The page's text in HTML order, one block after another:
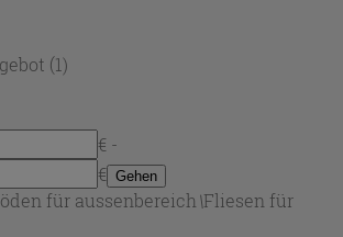
(1)
€ -
€ Gehen
für aussenbereich \Fliesen für